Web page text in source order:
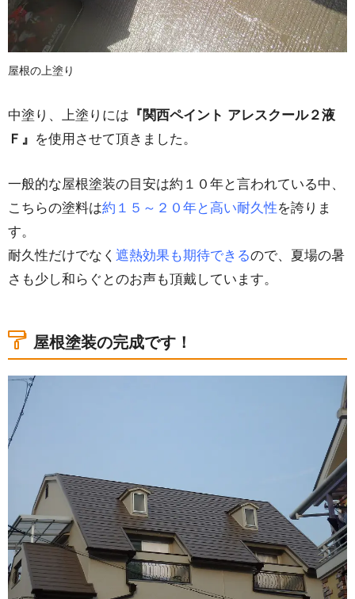
屋根の上塗り
中塗り、上塗りには 『関西ペイント アレスクール２液
Ｆ』 を使用させて頂きました。
一般的な屋根塗装の目安は約１０年と言われている中、
こちらの塗料は約１５～２０年と高い耐久性を誇りま
す。
耐久性だけでなく 遮熱効果も期待できるので、夏場の暑
さも少し和らぐとのお声も頂戴しています。
屋根塗装の完成です！